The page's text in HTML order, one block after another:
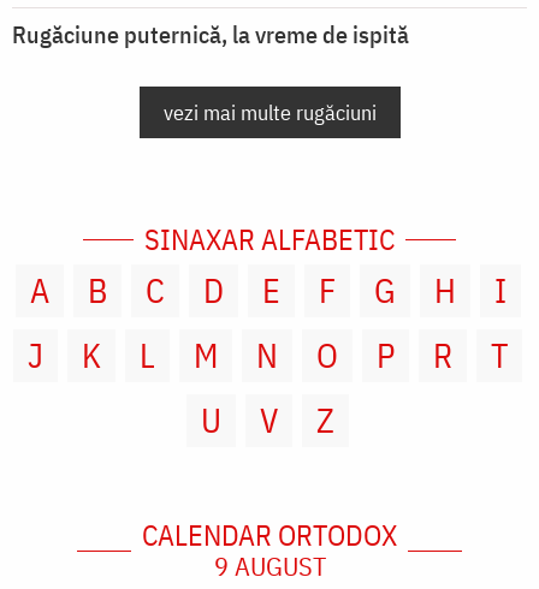
Rugăciune puternică, la vreme de ispită
vezi mai multe rugăciuni
SINAXAR ALFABETIC
A B C D E F G H
I
J
K L M N O P R
T
U
V Z
CALENDAR ORTODOX
9 AUGUST